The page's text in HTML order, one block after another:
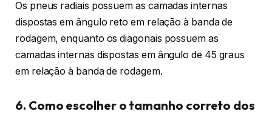
Os pneus radiais possuem as camadas internas
dispostas em ângulo reto em relação à banda de
rodagem, enquanto os diagonais possuem as
camadas internas dispostas em ângulo de 45 graus
em relação à banda de rodagem.
6. Como escolher o tamanho correto dos